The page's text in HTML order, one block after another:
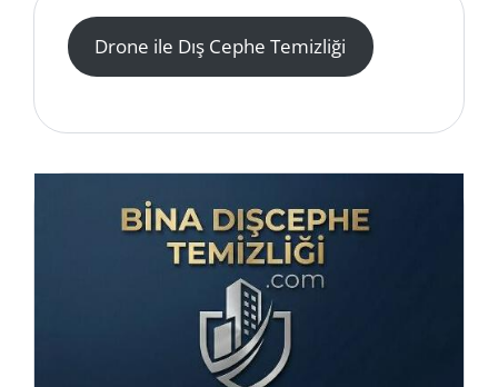
Drone ile Dış Cephe Temizliği